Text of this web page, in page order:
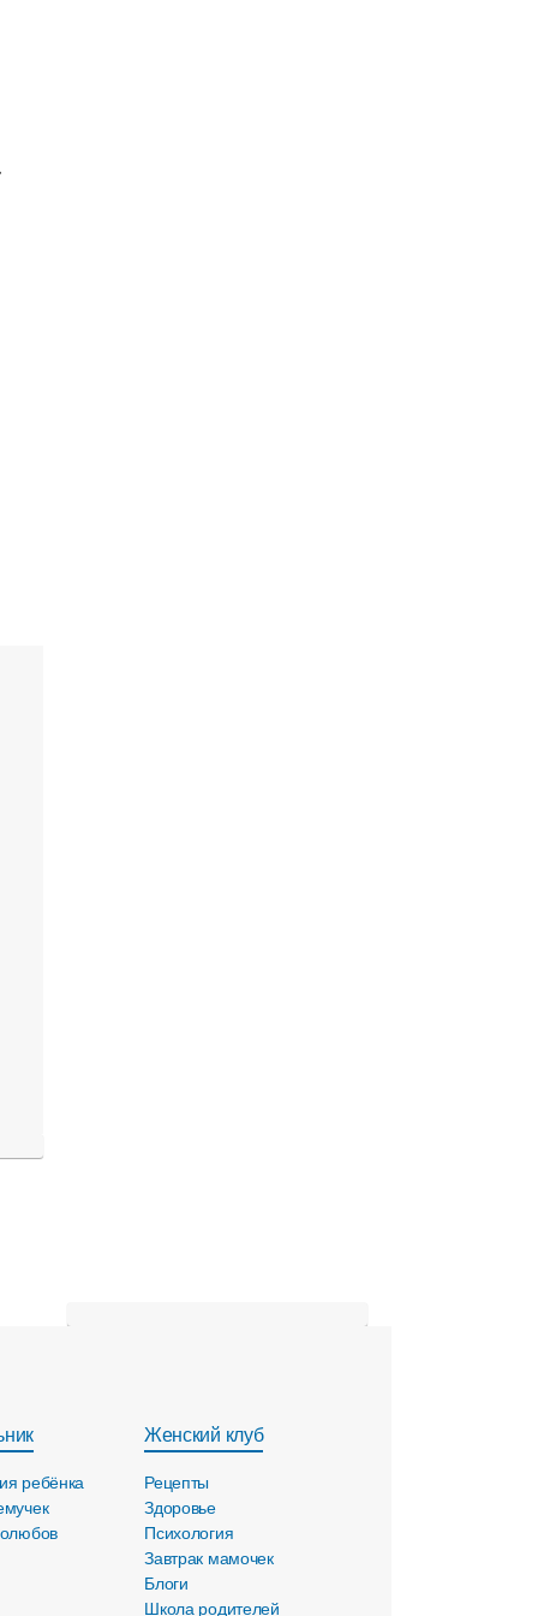
ребёнка
Женский клуб
Рецепты
Здоровье
Психология
Завтрак мамочек
Блоги
Школа родителей